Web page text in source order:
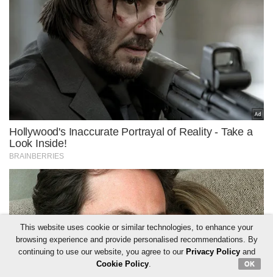
This website uses cookie or similar technologies, to enhance your
browsing experience and provide personalised recommendations. By
continuing to use our website, you agree to our Privacy Policyand
Cookie Policy. OK